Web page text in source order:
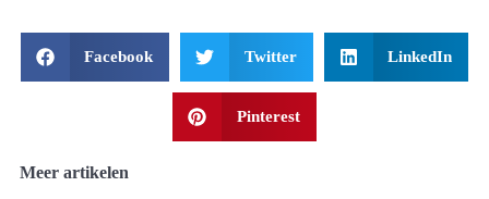
Facebook Twitter LinkedIn
Pinterest
Meer artikelen